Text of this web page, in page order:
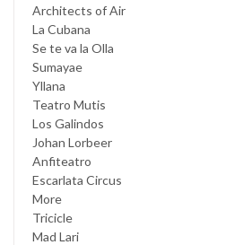
Architects of Air
La Cubana
Se te va la Olla
Sumayae
Yllana
Teatro Mutis
Los Galindos
Johan Lorbeer
Anfiteatro
Escarlata Circus
More
Tricicle
Mad Lari